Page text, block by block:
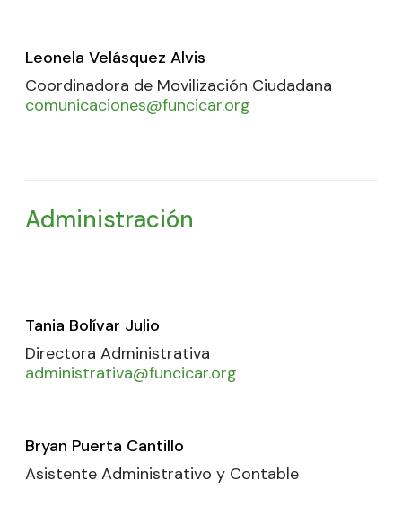
Leonela Velásquez Alvis
Coordinadora de Movilización Ciudadana
comunicaciones@funcicar.org
Administración
Tania Bolívar Julio
Directora Administrativa
administrativa@funcicar.org
Bryan Puerta Cantillo
Asistente Administrativo y Contable